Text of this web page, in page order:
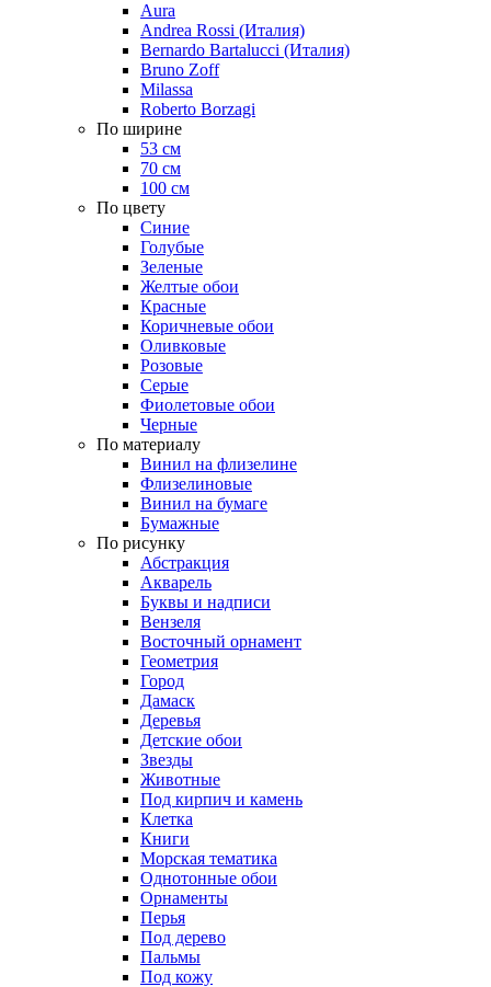
Aura
Andrea Rossi (Италия)
Bernardo Bartalucci (Италия)
Bruno Zoff
Milassa
Roberto Borzagi
По ширине
53 см
70 см
100 см
По цвету
Синие
Голубые
Зеленые
Желтые обои
Красные
Коричневые обои
Оливковые
Розовые
Серые
Фиолетовые обои
Черные
По материалу
Винил на флизелине
Флизелиновые
Винил на бумаге
Бумажные
По рисунку
Абстракция
Акварель
Буквы и надписи
Вензеля
Восточный орнамент
Геометрия
Город
Дамаск
Деревья
Детские обои
Звезды
Животные
Под кирпич и камень
Клетка
Книги
Морская тематика
Однотонные обои
Орнаменты
Перья
Под дерево
Пальмы
Под кожу